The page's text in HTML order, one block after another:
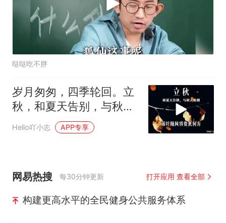
哒哒吃不胖
岁月匆匆，四季轮回。立
秋，和夏天告别，与秋天
相拥～
Hello吖小志 APP专享
网易热搜 每30分钟更新 打开应用 查看全部
构建更高水平的全民健身公共服务体系